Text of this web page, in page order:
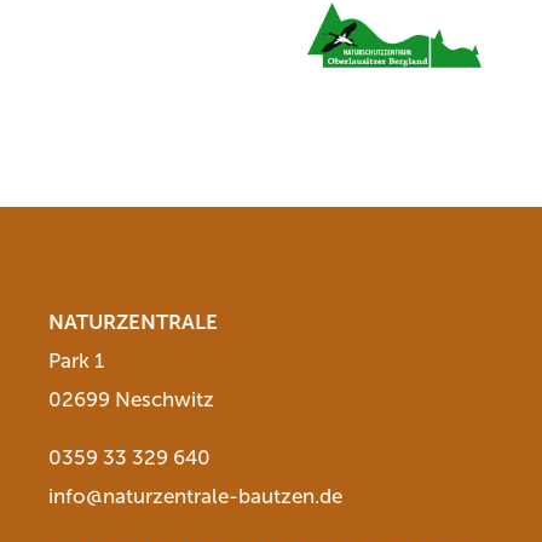
NATURZENTRALE
Park 1
02699 Neschwitz
0359 33 329 640
info@naturzentrale-bautzen.de